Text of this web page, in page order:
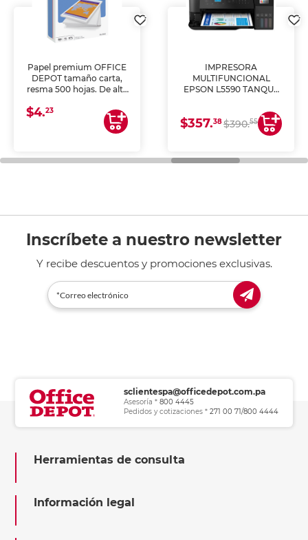
Papel premium OFFICE
DEPOT tamaño carta,
resma 500 hojas. De alta
uniforme, ideal para
impresoras de inyección
de tinta y láser,
general de oficina.
$4.23
IMPRESORA
MULTIFUNCIONAL
EPSON L5590 TANQUE
COPIA Y ESCANEA)
$357.38$390.55
Inscríbete a nuestro newsletter
Y recibe descuentos y promociones exclusivas.
sclientespa@officedepot.com.pa
Asesoría * 800 4445
Pedidos y cotizaciones * 271 00 71/800 4444
Herramientas de consulta
Información legal